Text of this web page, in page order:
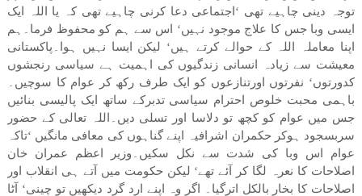
توجہ دینی چاہیے تھی ‘اجتماعی دعا کرنی چاہیے تھی کہ یا اللہ ایک
ایسی وبا جس کا علاج موجود نہیں‘ اس سے ہم کو محفوظ فرما۔ہم
اپنا معاملہ اللہ کے حوالے کرتے ہیں‘ لیکن ایسا نہیں ہوا۔پاکستانی
معیشت سے زیادہ انسانی زندگیوں کی اہمیت ہے سیاسی رنجشوں
کدورتوں‘ نفرتوں اورتنازعوں کو ایک طرف رکھ کر عوام کا سوچیں۔
باہمی محبت خلوص احترام سیاسی تدبرکے ساتھ ایک پالیسی بنائیں
جس میں عوام کو کچھ تو دلاسا اور تسلی دیں۔اللہ تعالی کے حضور
سربسجود ہوکر حکمران اشرافیہ اپنے گناہوں کی معافی مانگیں ‘تاکہ
عوام اس وبا کی شدت سے نکل سکیں۔وزیر اعظم عمران خان
اصلاحات کا نعرہ لگا کر آئے تھے‘ لیکن حکومت میں آتے ہی انقلاب اور
اصلاحات کا بخار بالکل اترگیا۔ اگر وہ اپنے ارد گرد دیکھیں تو چینی‘ آٹا